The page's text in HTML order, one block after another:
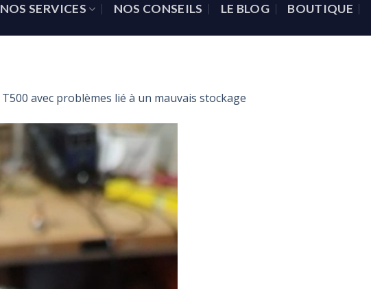
NOS SERVICES NOS CONSEILS LE BLOG BOUTIQUE
T500 avec problèmes lié à un mauvais stockage